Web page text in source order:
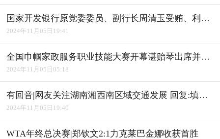
国家开发银行原党委委员、副行长周清玉受贿、利用影响力受贿案一审宣判
2024年11月05日19:41
全国巾帼家政服务职业技能大赛开幕谌贻琴出席并宣布开幕
2024年11月05日05:18
有回音|网友关注湖南湘西南区域交通发展 回复:填补"空白" 完善路网
2024年11月05日19:40
WTA年终总决赛|郑钦文2:1力克莱巴金娜收获首胜